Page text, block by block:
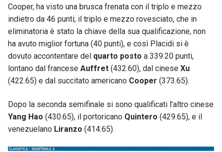
Cooper, ha visto una brusca frenata con il triplo e mezzo
indietro da 46 punti; il triplo e mezzo rovesciato, che in
eliminatoria è stato la chiave della sua qualificazione, non
ha avuto miglior fortuna (40 punti), e così Placidi si è
dovuto accontentare del quarto posto a 339.20 punti,
lontano dal francese Auffret (432.60), dal cinese Xu
(422.65) e dal succitato americano Cooper (373.65).
Dopo la seconda semifinale si sono qualificati l’altro cinese
Yang Hao (430.65), il portoricano Quintero (429.65), e il
venezuelano Liranzo (414.65).